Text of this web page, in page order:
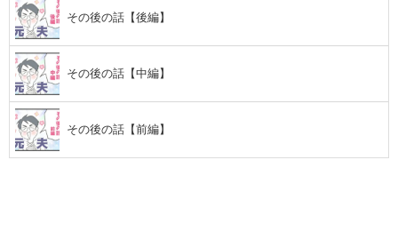
その後の話【後編】
その後の話【中編】
その後の話【前編】